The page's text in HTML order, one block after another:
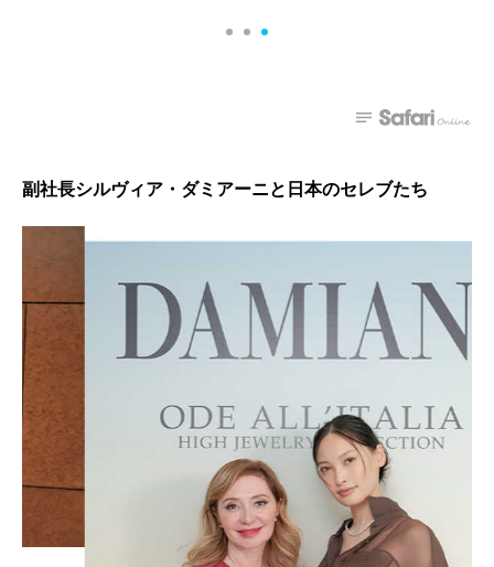
副社長シルヴィア・ダミアーニと日本のセレブたち